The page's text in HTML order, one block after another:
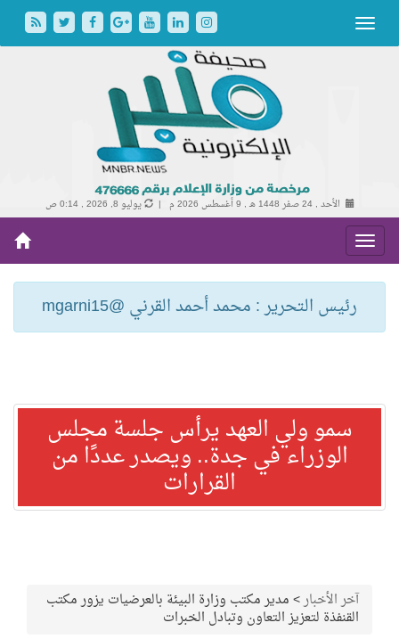
الأحد , 24 صفر 1448 هـ , 9 أغسطس 2026 م | يوليو 8, 2026 , 0:14 ص
رئيس التحرير : محمد أحمد القرني @mgarni15
سمو ولي العهد يرأس جلسة مجلس
الوزراء في جدة.. ويصدر عددًا من
القرارات
آخر الأخبار>مدير مكتب وزارة البيئة بالعرضيات يزور مكتب
القنفذة لتعزيز التعاون وتبادل الخبرات